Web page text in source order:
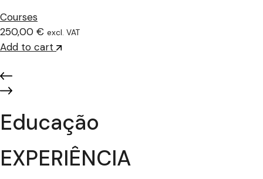
Courses
250,00 € excl. VAT
Add to cart
Educação
EXPERIÊNCIA